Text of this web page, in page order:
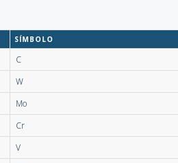
SÍMBOLO
C
W
Mo
Cr
V